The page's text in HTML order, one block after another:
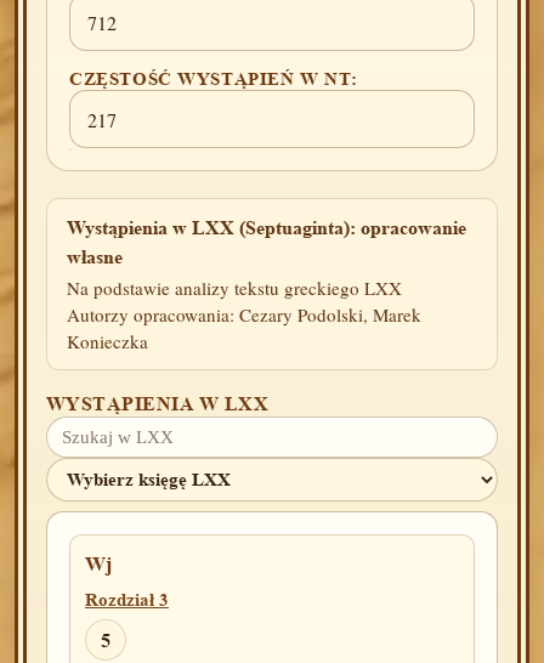
712
CZĘSTOŚĆ WYSTĄPIEŃ W NT:
217
Wystąpienia w LXX (Septuaginta): opracowanie
własne
Na podstawie analizy tekstu greckiego LXX
Autorzy opracowania: Cezary Podolski, Marek
Konieczka
WYSTĄPIENIA W LXX
Wj
Rozdział 3
5